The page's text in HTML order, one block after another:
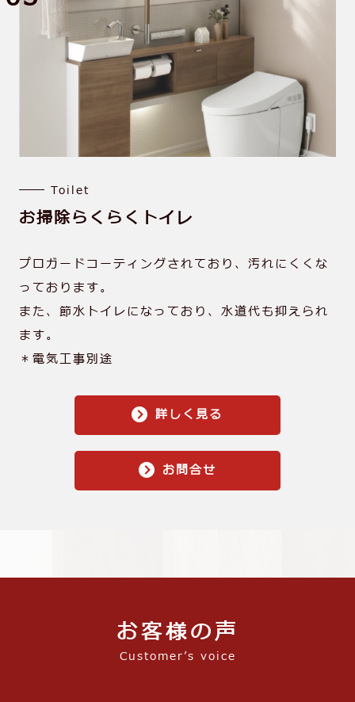
Toilet
お掃除らくらく トイレ
プロガードコーティングされており、汚れにくくな
っております。
また、節⽔トイレになっており、⽔道代も抑えられ
ます。
＊電気⼯事別途
詳しく見る
お問合せ
お客様の声
Customer’s voice